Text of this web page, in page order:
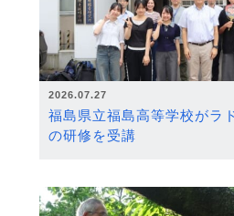
2026.07.27
福島県立福島高等学校がラ
の研修を受講